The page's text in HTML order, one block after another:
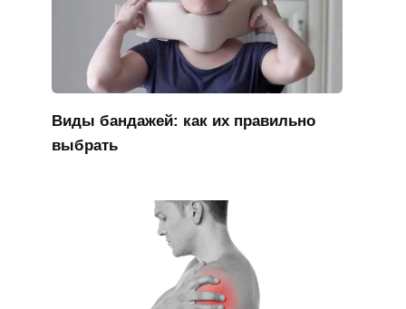
Виды бандажей: как их правильно
выбрать